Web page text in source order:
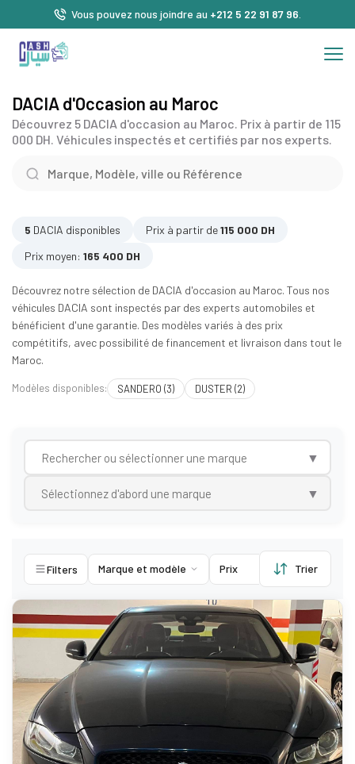
Vous pouvez nous joindre au +212 5 22 91 87 96
DACIA d'Occasion au Maroc
Découvrez 5 DACIA d'occasion au Maroc. Prix à partir de 115
000 DH. Véhicules inspectés et certifiés par nos experts.
5 DACIA disponibles Prix à partir de115 000 DH
Prix moyen: 165 400 DH
Découvrez notre sélection de DACIA d'occasion au Maroc. Tous nos
véhicules DACIA sont inspectés par des experts automobiles et
bénéficient d'une garantie. Des modèles variés à des prix
compétitifs, avec possibilité de financement et livraison dans tout le
Maroc.
Modèles disponibles: SANDERO (3) DUSTER (2)
▼
▼
Filters Marque et modèle Prix Kilometers
Trier